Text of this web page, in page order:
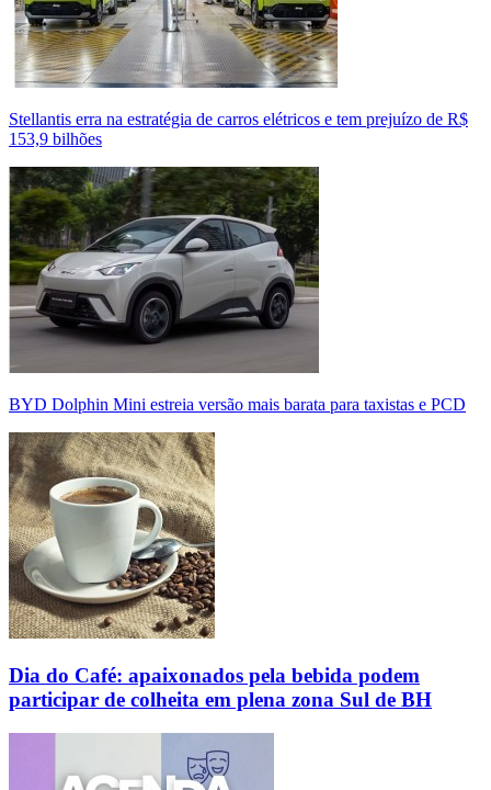
Stellantis erra na estratégia de carros elétricos e tem prejuízo de R$
153,9 bilhões
BYD Dolphin Mini estreia versão mais barata para taxistas e PCD
Dia do Café: apaixonados pela bebida podem
participar de colheita em plena zona Sul de BH